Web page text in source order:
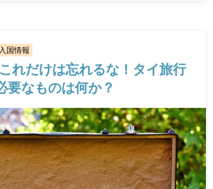
国情報
れだけは忘れるな！タイ旅行
要なものは何か？